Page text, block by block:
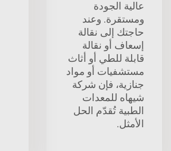
عالية الجودة
ومستقرة. وعند
حاجتك إلى نقالة
إسعاف أو نقالة
قابلة للطي أو أثاث
مستشفيات أو مواد
جنازية، فإن شركة
شيهاه للمعدات
الطبية تُقدّم الحل
الأمثل.